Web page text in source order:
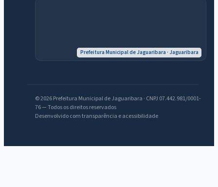
Prefeitura Municipal de Jaguaribara · Jaguaribara
© 2026 Prefeitura Municipal de Jaguaribara · CNPJ 07.442.981/0001-
76 — Todos os direitos reservados
Desenvolvido com transparência e acessibilidade
IntGest AI
Olá. Pergunte sobre serviços, notícias, legislação, Diário Oficial,
licitações, estrutura ou transparência do município.